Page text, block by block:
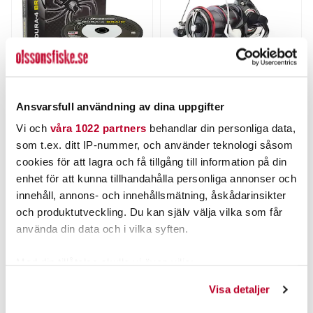
Ansvarsfull användning av dina uppgifter
Vi och våra 1022 partners behandlar din personliga data,
som t.ex. ditt IP-nummer, och använder teknologi såsom
cookies för att lagra och få tillgång till information på din
enhet för att kunna tillhandahålla personliga annonser och
innehåll, annons- och innehållsmätning, åskådarinsikter
och produktutveckling. Du kan själv välja vilka som får
använda din data och i vilka syften.
Visa detaljer
Spiderwire Dura-4 Yellow
150m.
Nuvarande pris:
169,00 krTidigare pris:
219,00 kr
169,00 kr
219,00 kr
FINNS I LAGER.
LÄS MER
Daiwa 23 Fuego LT 2000
Nuvarande pris:
1 079,00 krTidigare pris:
1 559,00 kr
1 079,00 kr
1 559,00 kr
3 ST
LÄGG I VARUKORGEN